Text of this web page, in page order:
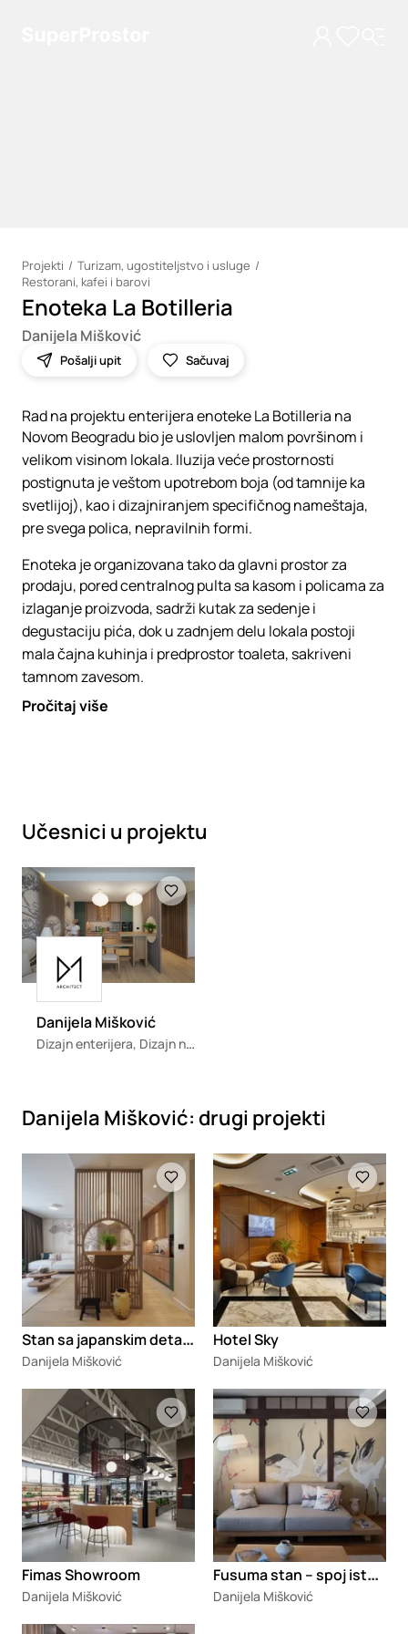
Loading
Projekti
Turizam, ugostiteljstvo i usluge
Restorani, kafei i barovi
Enoteka La Botilleria
Danijela Mišković
Pošalji upit Sačuvaj
Rad na projektu enterijera enoteke La Botilleria na
Novom Beogradu bio je uslovljen malom površinom i
velikom visinom lokala. Iluzija veće prostornosti
postignuta je veštom upotrebom boja (od tamnije ka
svetlijoj), kao i dizajniranjem specifičnog nameštaja,
pre svega polica, nepravilnih formi.
Enoteka je organizovana tako da glavni prostor za
prodaju, pored centralnog pulta sa kasom i policama za
izlaganje proizvoda, sadrži kutak za sedenje i
degustaciju pića, dok u zadnjem delu lokala postoji
mala čajna kuhinja i predprostor toaleta, sakriveni
tamnom zavesom.
Pročitaj više
Učesnici u projektu
Loading
Danijela Mišković
Dizajn enterijera, Dizajn nameštaja
Danijela Mišković: drugi projekti
Loading
S
tan sa japanskim detaljima
Danijela Mišković
Loading
Hotel Sky
Danijela Mišković
Loading
Fimas Showroom
Danijela Mišković
Loading
F
usuma stan – spoj istoka i zapada
Danijela Mišković